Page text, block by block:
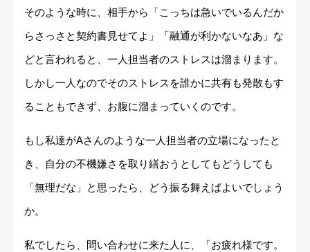
そのような時に、相手から「こっちは急いでいるんだか
らさっさと契約書見せてよ」「融通が利かないなあ」な
どと言われると、一人担当者のストレスは溜まります。
しかし一人なのでそのストレスを誰かに共有も発散もす
ることもできず、お腹に溜まっていくのです。
もし私達がAさんのような一人担当者の立場になったと
き、自分の不機嫌さを取り繕おうとしてもどうしても
「無理だな」と思ったら、どう振る舞えばよいでしょう
か。
私でしたら、問い合わせに来た人に、「お疲れ様です。